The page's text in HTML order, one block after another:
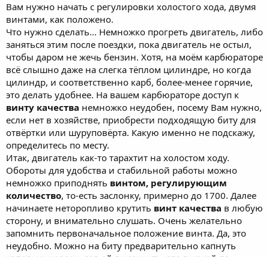
невнятности на ручке стало намного меньше. Едет тоже
намного лучше, по ощущениям - добавилось мощности на
низких оборотах. На трассе ещё не пробовала, раньше была
такая штука, что на 5ой в красную зону зайти было
невозможно, больше 8,5 тыс не крутил, скорость при этом: 85-
89 в небольшую горку (незаметный глазу подъем) , 95-97 по
ровной, 100-107 с горки.
Небольшая задержка по моему все же есть, оценить так ли это,
или это норма - не могу, так как кроме моего, ни одного ебрика
больше не видела.
Вам нужно начать с регулировки холостого хода, двумя
винтами, как положено.
Что нужно сделать... Немножко прогреть двигатель, либо
заняться этим после поездки, пока двигатель не остыл,
чтобы даром не жечь бензин. Хотя, на моём карбюраторе
всё слышно даже на слегка тёплом цилиндре, но когда
цилиндр, и соответственно карб, более-менее горячие,
это делать удобнее. На вашем карбюраторе доступ к
винту качества немножко неудобен, посему Вам нужно,
если нет в хозяйстве, приобрести подходящую биту для
отвёртки или шуруповёрта. Какую именно не подскажу,
определитесь по месту.
Итак, двигатель как-то тарахтит на холостом ходу.
Обороты для удобства и стабильной работы можно
немножко приподнять винтом, регулирующим
количество, то-есть заслонку, примерно до 1700. Далее
начинаете неторопливо крутить винт качества в любую
сторону, и внимательно слушать. Очень желательно
запомнить первоначальное положение винта. Да, это
неудобно. Можно на биту предварительно капнуть